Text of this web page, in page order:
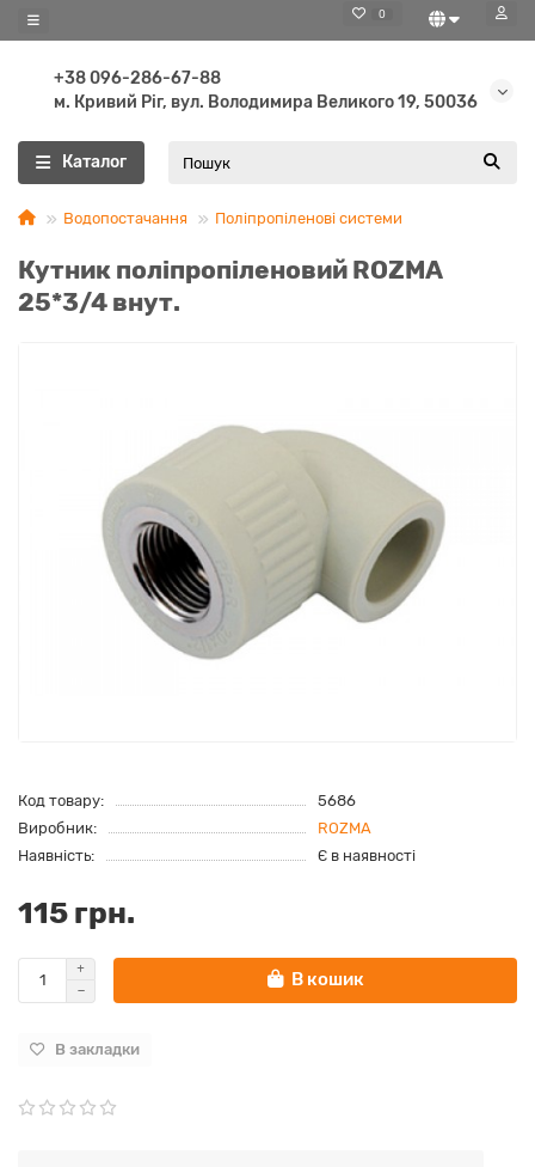
0
+38 096-286-67-88
м. Кривий Ріг, вул. Володимира Великого 19, 50036
Каталог
Водопостачання Поліпропіленові системи
Кутник поліпропіленовий ROZMA
25*3/4 внут.
Код товару:
5686
Виробник:
ROZMA
Наявність:
Є в наявності
115 грн.
В кошик
В закладки